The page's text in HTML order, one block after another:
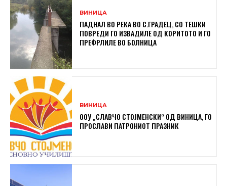
ВИНИЦА
ПАДНАЛ ВО РЕКА ВО С.ГРАДЕЦ, СО ТЕШКИ
ПОВРЕДИ ГО ИЗВАДИЛЕ ОД КОРИТОТО И ГО
ПРЕФРЛИЛЕ ВО БОЛНИЦА
ВИНИЦА
ООУ „СЛАВЧО СТОЈМЕНСКИ“ ОД ВИНИЦА, ГО
ПРОСЛАВИ ПАТРОНИОТ ПРАЗНИК